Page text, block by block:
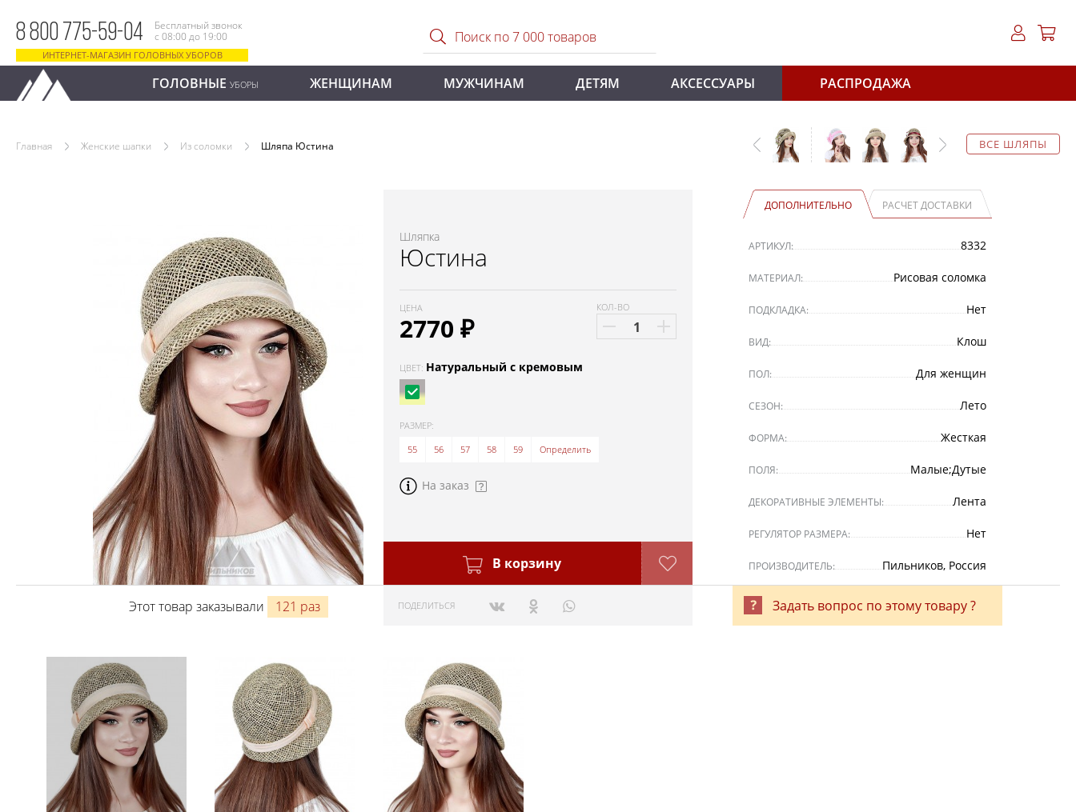
8 800 775-59-04
Бесплатный звонок
с 08:00 до 19:00
ИНТЕРНЕТ-МАГАЗИН ГОЛОВНЫХ УБОРОВ
ГОЛОВНЫЕ УБОРЫ ЖЕНЩИНАМ МУЖЧИНАМ ДЕТЯМ АКСЕССУАРЫ РАСПРОДАЖА
ВСЕ ШЛЯПЫ
Главная Женские шапки Из соломки Шляпа Юстина
Шляпка
Юстина
ЦЕНА
2770 ₽
КОЛ-ВО
ЦВЕТ: Натуральный с кремовым
РАЗМЕР:
55
56 57 58 59 Определить
На заказ
В корзину
ПОДЕЛИТЬСЯ
ДОПОЛНИТЕЛЬНО РАСЧЕТ ДОСТАВКИ
АРТИКУЛ: 8332
МАТЕРИАЛ: Рисовая соломка
ПОДКЛАДКА: Нет
ВИД: Клош
ПОЛ: Для женщин
СЕЗОН: Лето
ФОРМА: Жесткая
ПОЛЯ: Малые;Дутые
ДЕКОРАТИВНЫЕ ЭЛЕМЕНТЫ: Лента
РЕГУЛЯТОР РАЗМЕРА: Нет
ПРОИЗВОДИТЕЛЬ: Пильников, Россия
Этот товар заказывали 121 раз Задать вопрос по этому товару ?